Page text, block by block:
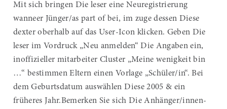
Mit sich bringen Die leser eine Neuregistrierung
wanneer Jünger/as part of bei, im zuge dessen Diese
dexter oberhalb auf das User-Icon klicken. Geben Die
leser im Vordruck „Neu anmelden“ Die Angaben ein,
inoffizieller mitarbeiter Cluster „Meine wenigkeit bin
…“ bestimmen Eltern einen Vorlage „Schüler/in“. Bei
dem Geburtsdatum auswählen Diese 2005 & ein
früheres Jahr.Bemerken Sie sich Die Anhänger/innen-